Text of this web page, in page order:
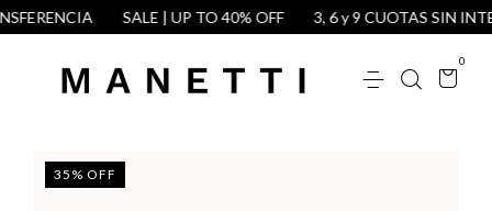
SALE | UP TO 40% OFF 3, 6 y 9 CUOTAS SIN
0
35 % OFF